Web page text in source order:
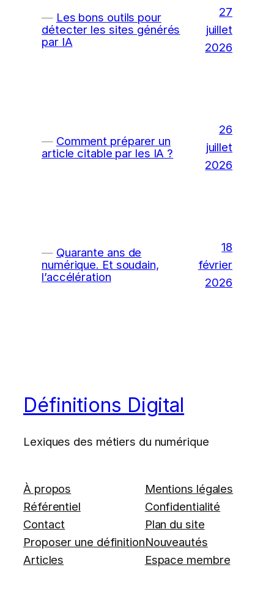
Les bons outils pour
détecter les sites générés
par IA
27
juillet
2026
Comment préparer un
article citable par les IA ?
26
juillet
2026
Quarante ans de
numérique. Et soudain,
l’accélération
18
février
2026
Définitions Digital
Lexiques des métiers du numérique
À propos
Référentiel
Contact
Proposer une définition
Articles
Mentions légales
Confidentialité
Plan du site
Nouveautés
Espace membre